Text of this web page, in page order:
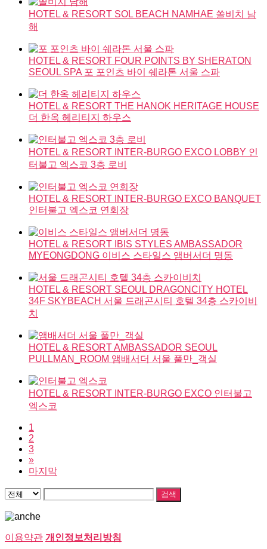
HOTEL & RESORT SOL BEACH NAMHAE 쏠비치 남
해
HOTEL & RESORT FOUR POINTS BY SHERATON
SEOUL SPA 포 포인츠 바이 쉐라톤 서울 스파
HOTEL & RESORT THE HANOK HERITAGE HOUSE
더 한옥 헤리티지 하우스
HOTEL & RESORT INTER-BURGO EXCO LOBBY 인
터불고 엑스코 3층 로비
HOTEL & RESORT INTER-BURGO EXCO BANQUET
인터불고 엑스코 연회장
HOTEL & RESORT IBIS STYLES AMBASSADOR
MYEONGDONG 이비스 스타일스 앰버서더 명동
HOTEL & RESORT SEOUL DRAGONCITY HOTEL
34F SKYBEACH 서울 드래곤시티 호텔 34층 스카이비
치
HOTEL & RESORTAMBASSADOR SEOUL
PULLMAN_ROOM 앰배서더 서울 풀만_객실
HOTEL & RESORT INTER-BURGO EXCO 인터불고
엑스코
1
2
3
»
마지막
검색
이용약관 개인정보처리방침